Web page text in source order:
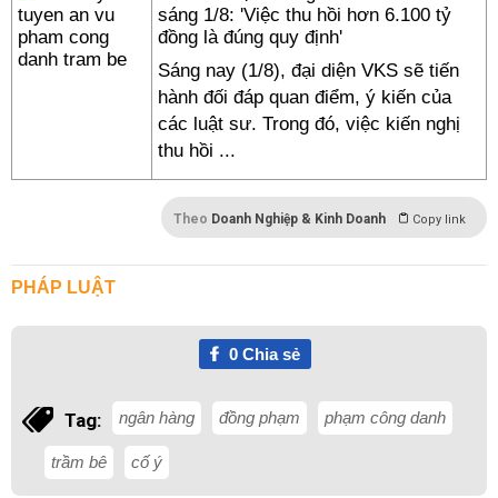
sáng 1/8: 'Việc thu hồi hơn 6.100 tỷ
đồng là đúng quy định'
Sáng nay (1/8), đại diện VKS sẽ tiến
hành đối đáp quan điểm, ý kiến của
các luật sư. Trong đó, việc kiến nghị
thu hồi ...
Theo Doanh Nghiệp & Kinh Doanh Copy link
PHÁP LUẬT
0Chia sẻ
Tag: ngân hàng đồng phạm phạm công danh
trầm bê cố ý